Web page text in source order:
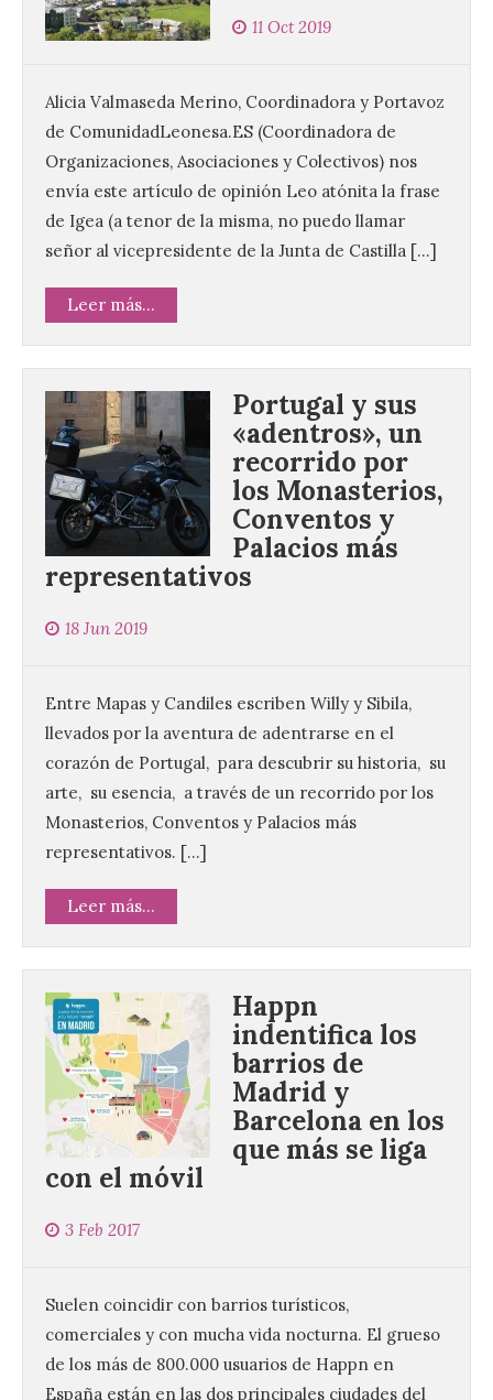
11 Oct 2019
Alicia Valmaseda Merino, Coordinadora y Portavoz
de ComunidadLeonesa.ES (Coordinadora de
Organizaciones, Asociaciones y Colectivos) nos
envía este artículo de opinión Leo atónita la frase
de Igea (a tenor de la misma, no puedo llamar
señor al vicepresidente de la Junta de Castilla […]
Leer más...
Portugal y sus
«adentros», un
recorrido por
los Monasterios,
Conventos y
Palacios más
representativos
18 Jun 2019
Entre Mapas y Candiles escriben Willy y Sibila,
llevados por la aventura de adentrarse en el
corazón de Portugal, para descubrir su historia, su
arte, su esencia, a través de un recorrido por los
Monasterios, Conventos y Palacios más
representativos. […]
Leer más...
Happn
indentifica los
barrios de
Madrid y
Barcelona en los
que más se liga
con el móvil
3 Feb 2017
Suelen coincidir con barrios turísticos,
comerciales y con mucha vida nocturna. El grueso
de los más de 800.000 usuarios de Happn en
España están en las dos principales ciudades del